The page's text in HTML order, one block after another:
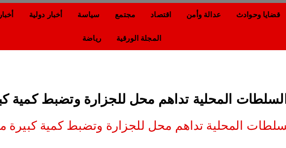
أخبار دولية سياسة مجتمع اقتصاد عدالة وأمن قضايا وحوادث
رياضة المجلة الورقية
المحلية تداهم محل للجزارة وتضبط كمية
المحلية تداهم محل للجزارة وتضبط كمية كبيرة